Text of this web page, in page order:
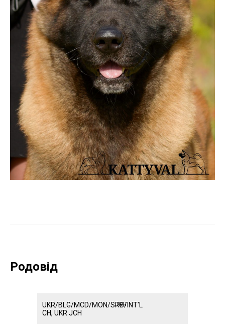
Родовід
UKR/BLG/MCD/MON/SRB/INT'L
CH, UKR JCH
JCH